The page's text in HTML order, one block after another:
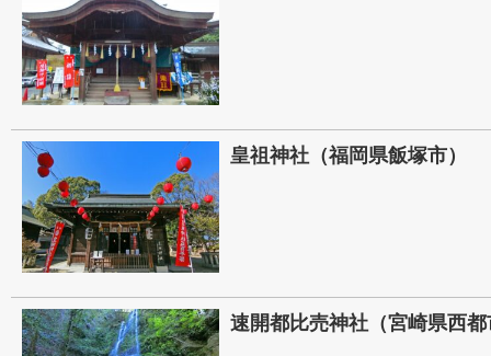
皇祖神社（福岡県飯塚市）
速開都比売神社（宮崎県西